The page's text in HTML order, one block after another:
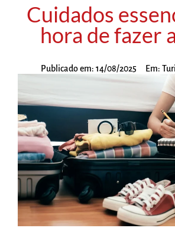
Cuidados
hora de fazer
Publicado em: 14/08/2025 Em: